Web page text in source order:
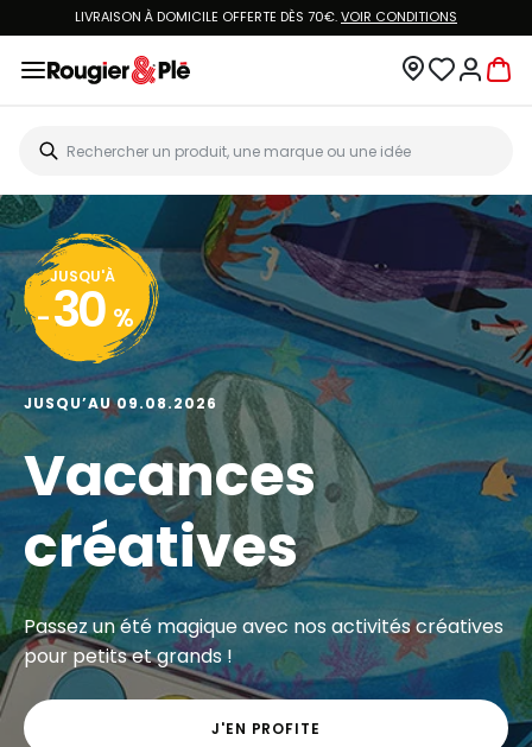
LIVRAISON À DOMICILE OFFERTE DÈS 70€.VOIR CONDITIONS
JUSQU'À
- 30 %
JUSQU’AU 09.08.2026
Vacances
créatives
Passez un été magique avec nos activités créatives
pour petits et grands !
J'EN PROFITE